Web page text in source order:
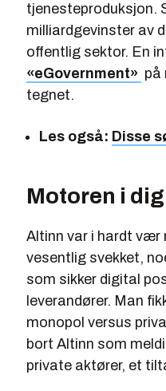
tjenesteproduksjon.
milliardgevinster av
offentlig sektor. En
«eGovernment» på
tegnet.
Les også: Disse
Motoren i
Altinn var i hardt vær
vesentlig svekket,
som sikker digital
leverandører. Man
monopol versus
bort Altinn som
private aktører, et